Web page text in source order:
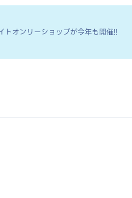
オンリーショップが今年も開催!!